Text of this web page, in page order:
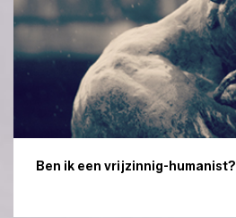
Ben ik een vrijzinnig-humanist?